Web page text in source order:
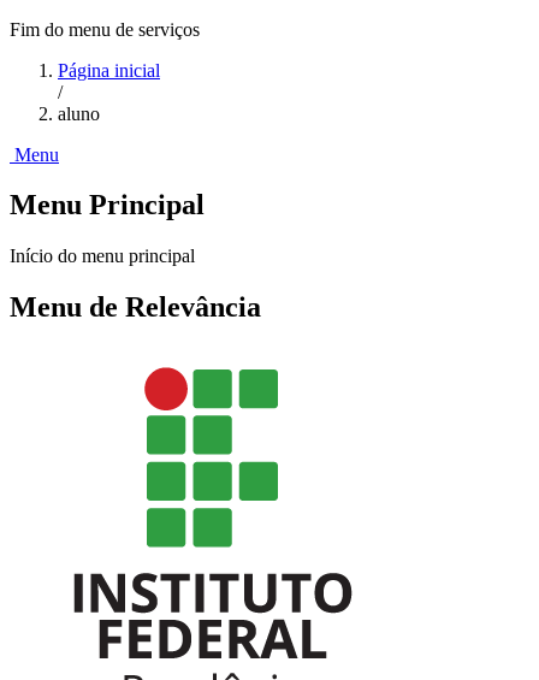
Fim do menu de serviços
Página inicial
/
aluno
Menu
Menu Principal
Início do menu principal
Menu de Relevância